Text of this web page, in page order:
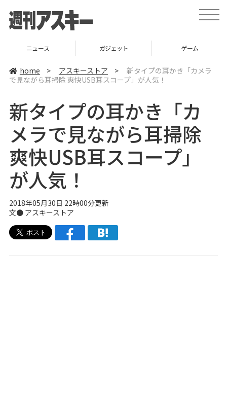
t
o
v
ニュース ガジェット ゲーム
home > アスキーストア >
新タイプの耳かき「カメラ
で見ながら耳掃除 爽快USB耳スコープ」が人気！
新タイプの耳かき「カ
メラで見ながら耳掃除
爽快USB耳スコープ」
が人気！
2018年05月30日 22時00分更新
文● アスキーストア